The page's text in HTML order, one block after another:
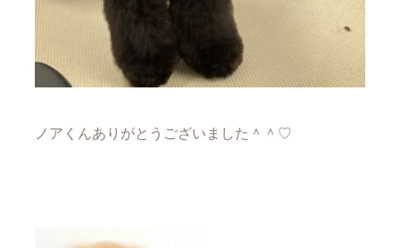
ノアくんありがとうございました＾＾♡